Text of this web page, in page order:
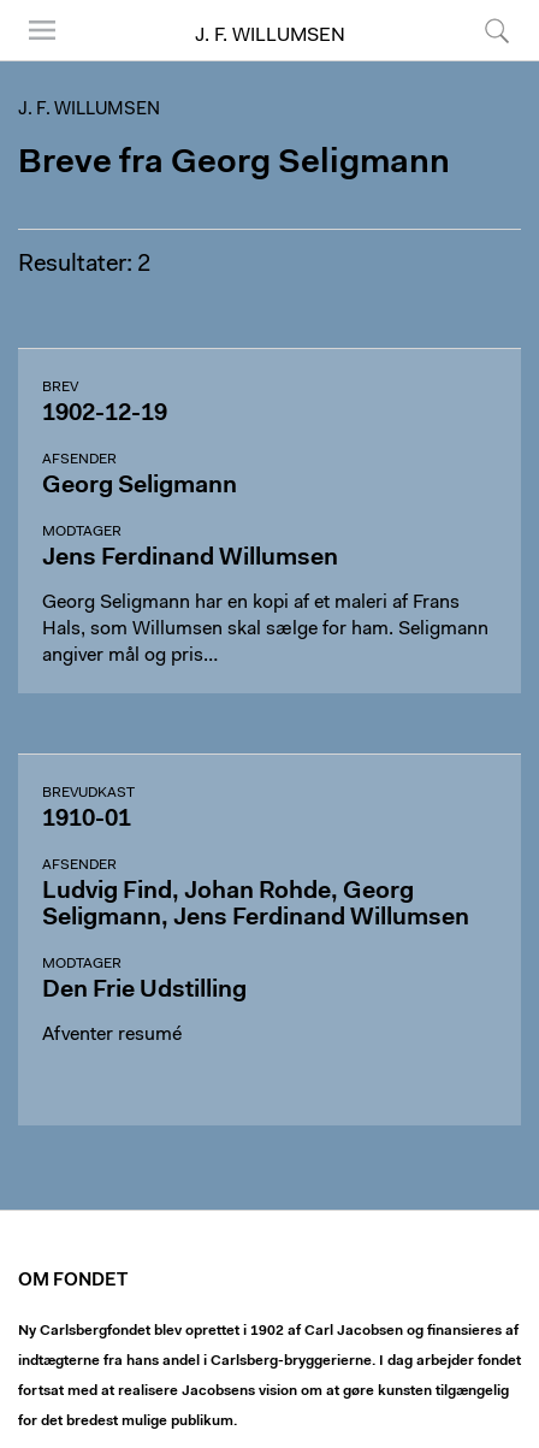
J. F. WILLUMSEN
J. F. WILLUMSEN
Breve fra Georg Seligmann
Resultater: 2
BREV
1902-12-19
AFSENDER
Georg Seligmann
MODTAGER
Jens Ferdinand Willumsen
Georg Seligmann har en kopi af et maleri af Frans
Hals, som Willumsen skal sælge for ham. Seligmann
angiver mål og pris…
BREVUDKAST
1910-01
AFSENDER
Ludvig Find, Johan Rohde, Georg
Seligmann, Jens Ferdinand Willumsen
MODTAGER
Den Frie Udstilling
Afventer resumé
OM FONDET
Ny Carlsbergfondet blev oprettet i 1902 af Carl Jacobsen og finansieres af
indtægterne fra hans andel i Carlsberg-bryggerierne. I dag arbejder fondet
fortsat med at realisere Jacobsens vision om at gøre kunsten tilgængelig
for det bredest mulige publikum.